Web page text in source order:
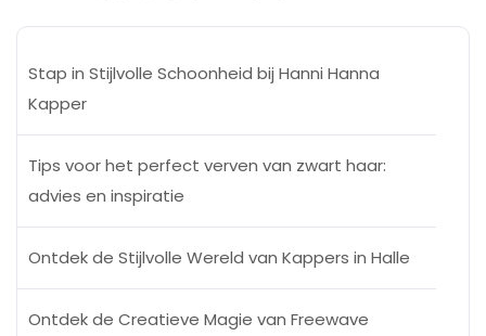
Stap in Stijlvolle Schoonheid bij Hanni Hanna
Kapper
Tips voor het perfect verven van zwart haar:
advies en inspiratie
Ontdek de Stijlvolle Wereld van Kappers in Halle
Ontdek de Creatieve Magie van Freewave